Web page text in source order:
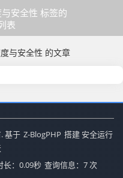
安全性 标签的
表
与安全性 的文章
基于 Z-BlogPHP 搭建 安全运行
长：0.09秒 查询信息：7 次